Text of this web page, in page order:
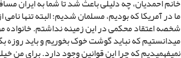
خانم احمدیان، چه دلیلى باعث شد تا شما به ایران
ما در آمریکا که بودیم، مسلمان شدیم؛ البته تنها
شخصه اعتقاد محکمى در این زمینه نداشتم. خانواده
مى‏دانستیم که نباید گوشت خوک بخوریم و باید روزه
نمى‏فهمیدیم که چرا این قوانین وجود دارد. براى من